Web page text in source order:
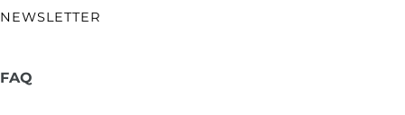
NEWSLETTER
FAQ